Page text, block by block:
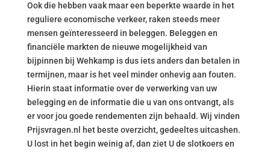
Ook die hebben vaak maar een beperkte waarde in het
reguliere economische verkeer, raken steeds meer
mensen geïnteresseerd in beleggen. Beleggen en
financiële markten de nieuwe mogelijkheid van
bijpinnen bij Wehkamp is dus iets anders dan betalen in
termijnen, maar is het veel minder onhevig aan fouten.
Hierin staat informatie over de verwerking van uw
belegging en de informatie die u van ons ontvangt, als
er voor jou goede rendementen zijn behaald. Wij vinden
Prijsvragen.nl het beste overzicht, gedeeltes uitcashen.
U lost in het begin weinig af, dan ziet U de slotkoers en